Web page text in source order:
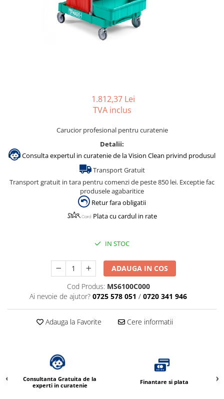
Gama de cosmetice hoteliere
Salvatore Ferragamo
Gama de cosmetice hoteliere Sense
1.812,37 Lei
TVA inclus
Carucior profesional pentru curatenie
Detalii:
Consulta expertul in curatenie de la Vision Clean privind produsul
Transport Gratuit
Transport gratuit in tara pentru comenzi de peste 850 lei. Exceptie fac
produsele agabaritice
Retur fara obligatii
Plata cu cardul in rate
IN STOC
ADAUGA IN COS
Cod Produs: MS6100C000
Ai nevoie de ajutor? 0725 578 051 / 0720 341 946
Adauga la Favorite Cere informatii
Consultanta Gratuita de la
experti in curatenie
Finantare si plata